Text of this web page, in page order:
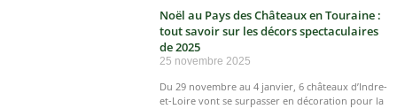
Noël au Pays des Châteaux en Touraine :
tout savoir sur les décors spectaculaires
de 2025
25 novembre 2025
Du 29 novembre au 4 janvier, 6 châteaux d’Indre-
et-Loire vont se surpasser en décoration pour la